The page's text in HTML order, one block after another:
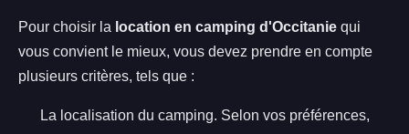
Pour choisir la location en camping d'Occitanie qui
vous convient le mieux, vous devez prendre en compte
plusieurs critères, tels que :
La localisation du camping. Selon vos préférences,